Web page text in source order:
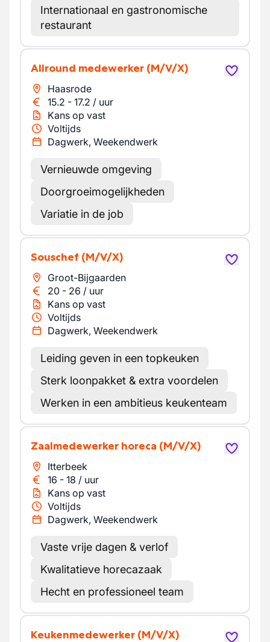
Internationaal en gastronomische
restaurant
Allround medewerker (M/V/X)
Haasrode
15.2 - 17.2 / uur
Kans op vast
Voltijds
Dagwerk, Weekendwerk
Vernieuwde omgeving
Doorgroeimogelijkheden
Variatie in de job
Souschef (M/V/X)
Groot-Bijgaarden
20 - 26 / uur
Kans op vast
Voltijds
Dagwerk, Weekendwerk
Leiding geven in een topkeuken
Sterk loonpakket & extra voordelen
Werken in een ambitieus keukenteam
Zaalmedewerker horeca (M/V/X)
Itterbeek
16 - 18 / uur
Kans op vast
Voltijds
Dagwerk, Weekendwerk
Vaste vrije dagen & verlof
Kwalitatieve horecazaak
Hecht en professioneel team
Keukenmedewerker (M/V/X)